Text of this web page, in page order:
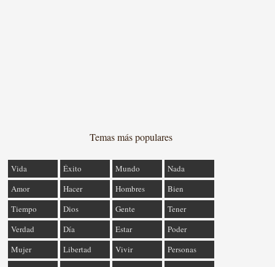
Temas más populares
Vida Éxito Mundo
Nada
Amor
Hacer Hombres
Bien
Tiempo
Dios Gente
Tener
Verdad
Día Estar
Poder
Mujer
Libertad Vivir
Personas